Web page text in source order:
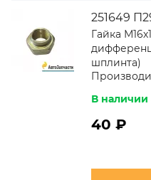
251649
Гайка
шплинта)
В наличии
40 ₽